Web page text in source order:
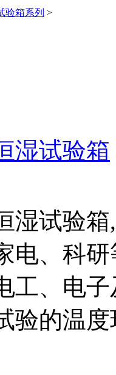
验箱系列 >
湿试验箱
湿试验
电、科
工、电
验的温